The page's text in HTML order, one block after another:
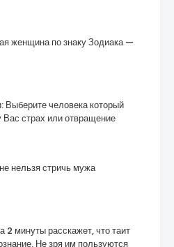
женщина по знаку Зодиака —
Выберите человека который
Вас страх или отвращение
нельзя стричь мужа
2 минуты расскажет, что таит
Не зря им пользуются